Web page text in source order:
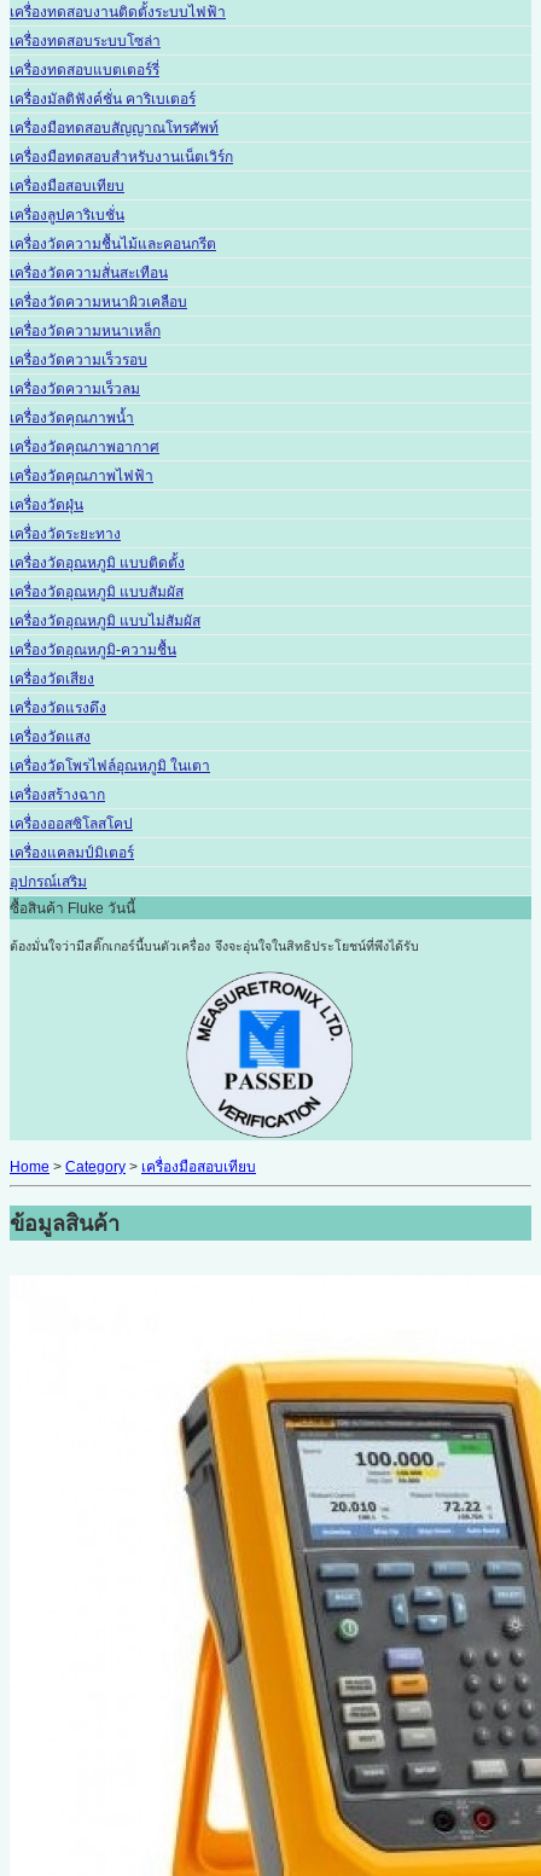
เครื่องทดสอบงานติดตั้งระบบไฟฟ้า
เครื่องทดสอบระบบโซล่า
เครื่องทดสอบแบตเตอร์รี่
เครื่องมัลติฟังค์ชั่น คาริเบเตอร์
เครื่องมือทดสอบสัญญาณโทรศัพท์
เครื่องมือทดสอบสำหรับงานเน็ตเวิร์ก
เครื่องมือสอบเทียบ
เครื่องลูปคาริเบชั่น
เครื่องวัดความชื้นไม้และคอนกรีต
เครื่องวัดความสั่นสะเทือน
เครื่องวัดความหนาผิวเคลือบ
เครื่องวัดความหนาเหล็ก
เครื่องวัดความเร็วรอบ
เครื่องวัดความเร็วลม
เครื่องวัดคุณภาพน้ำ
เครื่องวัดคุณภาพอากาศ
เครื่องวัดคุณภาพไฟฟ้า
เครื่องวัดฝุ่น
เครื่องวัดระยะทาง
เครื่องวัดอุณหภูมิ แบบติดตั้ง
เครื่องวัดอุณหภูมิ แบบสัมผัส
เครื่องวัดอุณหภูมิ แบบไม่สัมผัส
เครื่องวัดอุณหภูมิ-ความชื้น
เครื่องวัดเสียง
เครื่องวัดแรงดึง
เครื่องวัดแสง
เครื่องวัดโพรไฟล์อุณหภูมิ ในเตา
เครื่องสร้างฉาก
เครื่องออสซิโลสโคป
เครื่องแคลมป์มิเตอร์
อุปกรณ์เสริม
ซื้อสินค้า Fluke วันนี้
ต้องมั่นใจว่ามีสติ๊กเกอร์นี้บนตัวเครื่อง จึงจะอุ่นใจในสิทธิประโยชน์ที่พึงได้รับ
Home > Category > เครื่องมือสอบเทียบ
ข้อมูลสินค้า